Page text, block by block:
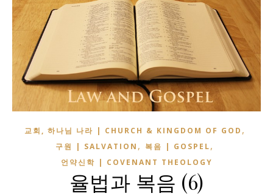
교회, 하나님 나라 | CHURCH & KINGDOM OF GOD ,
구원 | SALVATION , 복음 | GOSPEL,
언약신학 | COVENANT THEOLOGY
율법과 복음 (6)